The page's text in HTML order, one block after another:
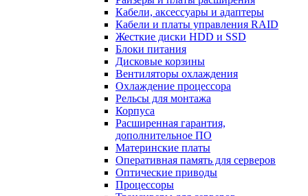
Кабели, аксессуары и адаптеры
Кабели и платы управления RAID
Жесткие диски HDD и SSD
Блоки питания
Дисковые корзины
Вентиляторы охлаждения
Охлаждение процессора
Рельсы для монтажа
Корпуса
Расширенная гарантия,
дополнительное ПО
Материнские платы
Оперативная память для серверов
Оптические приводы
Процессоры